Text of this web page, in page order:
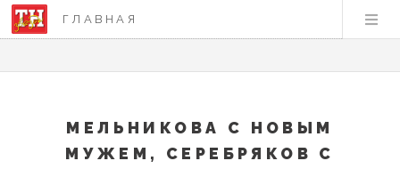
ГЛАВНАЯ
МЕЛЬНИКОВА С НОВЫМ
МУЖЕМ, СЕРЕБРЯКОВ С